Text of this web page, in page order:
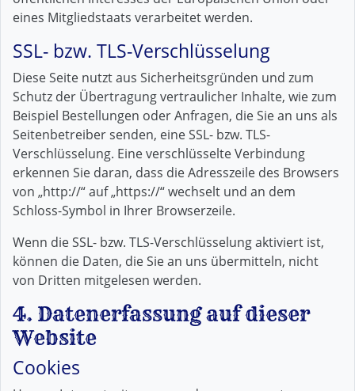
eines Mitgliedstaats verarbeitet werden.
SSL- bzw. TLS-Verschlüsselung
Diese Seite nutzt aus Sicherheitsgründen und zum
Schutz der Übertragung vertraulicher Inhalte, wie zum
Beispiel Bestellungen oder Anfragen, die Sie an uns als
Seitenbetreiber senden, eine SSL- bzw. TLS-
Verschlüsselung. Eine verschlüsselte Verbindung
erkennen Sie daran, dass die Adresszeile des Browsers
von „http://“ auf „https://“ wechselt und an dem
Schloss-Symbol in Ihrer Browserzeile.
Wenn die SSL- bzw. TLS-Verschlüsselung aktiviert ist,
können die Daten, die Sie an uns übermitteln, nicht
von Dritten mitgelesen werden.
4. Datenerfassung auf dieser
Website
Cookies